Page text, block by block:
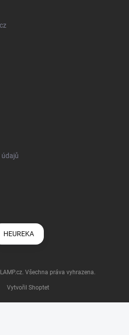
HEUREKA
Vytvořil Shoptet
. Všechna práva vyhrazena.